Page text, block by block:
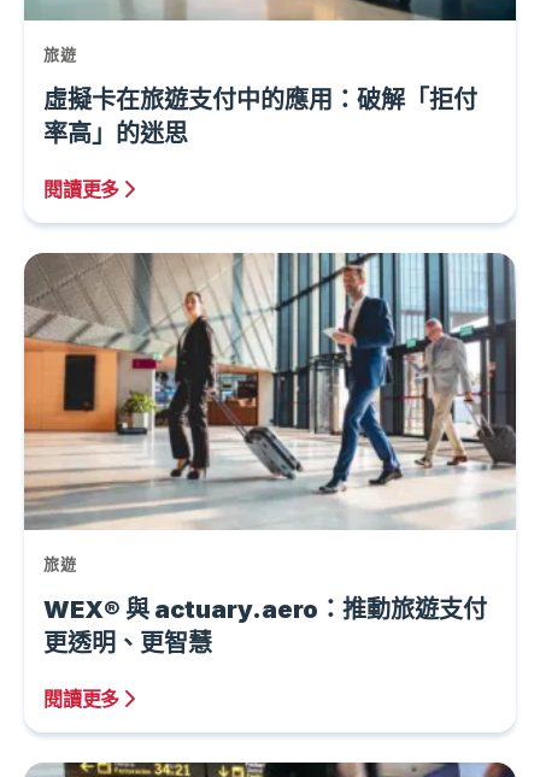
旅遊
虛擬卡在旅遊支付中的應用：破解「拒付
率高」的迷思
閱讀更多
旅遊
WEX® 與 actuary.aero：推動旅遊支付
更透明、更智慧
閱讀更多